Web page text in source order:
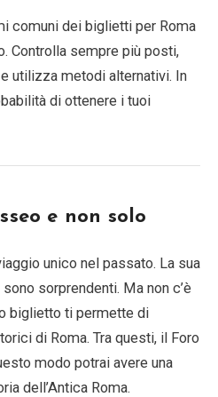
comuni dei biglietti per Roma
Controlla sempre più posti,
utilizza metodi alternativi. In
di ottenere i tuoi
e non solo
unico nel passato. La sua
sorprendenti. Ma non c’è
biglietto ti permette di
di Roma. Tra questi, il Foro
modo potrai avere una
dell’Antica Roma.